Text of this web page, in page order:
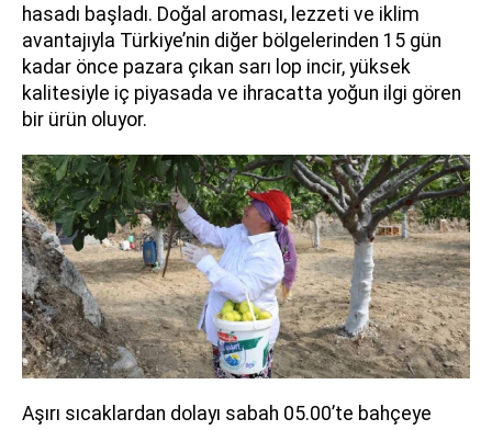
hasadı başladı. Doğal aroması, lezzeti ve iklim
avantajıyla Türkiye’nin diğer bölgelerinden 15 gün
kadar önce pazara çıkan sarı lop incir, yüksek
kalitesiyle iç piyasada ve ihracatta yoğun ilgi gören
bir ürün oluyor.
Aşırı sıcaklardan dolayı sabah 05.00’te bahçeye